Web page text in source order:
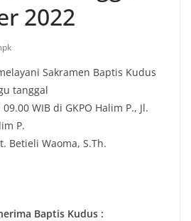
2022
Sakramen Baptis Kudus
tanggal
WIB di GKPO Halim P., Jl.
P.
Betieli Waoma, S.Th.
Baptis Kudus :